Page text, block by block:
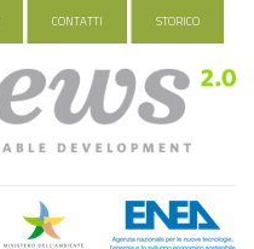
CONTATTI STORICO